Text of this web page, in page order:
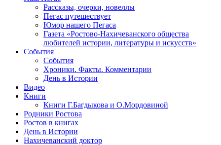
Рассказы, очерки, новеллы
Пегас путешествует
Юмор нашего Пегаса
Газета «Ростово-Нахичеванского общества
любителей истории, литературы и искусств»
События
События
Хроники. Факты. Комментарии
День в Истории
Видео
Книги
Книги Г.Багдыкова и О.Мордовиной
Родники Ростова
Ростов в книгах
День в Истории
Нахичеванский доктор